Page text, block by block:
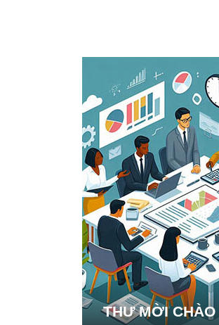
viết
THƯ MỜI